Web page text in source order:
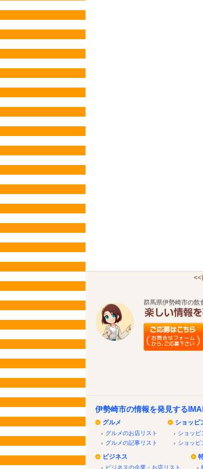
<<
群馬県伊勢崎市の飲
伊勢崎市の情報を発見する
グルメ
グルメのお店リスト
グルメの記事リスト
ショッピ
ショッピ
ショッピ
ビジネス
ビジネスの企業・お店リスト